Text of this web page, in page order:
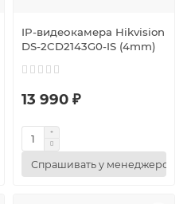
IP-видеокамера Hikvision
DS-2CD2143G0-IS (4mm)
13 990 ₽
Спрашивать у менеджеров